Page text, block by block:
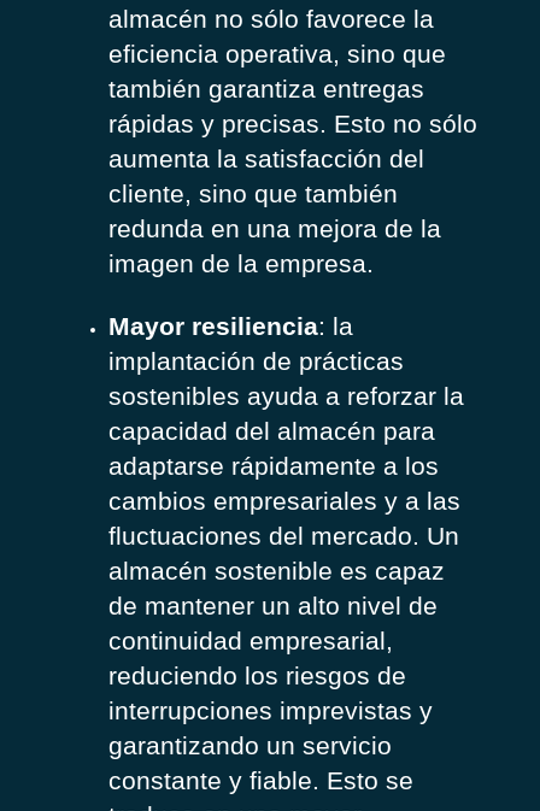
almacén no sólo favorece la
eficiencia operativa, sino que
también garantiza entregas
rápidas y precisas. Esto no sólo
aumenta la satisfacción del
cliente, sino que también
redunda en una mejora de la
imagen de la empresa.
Mayor resiliencia: la
implantación de prácticas
sostenibles ayuda a reforzar la
capacidad del almacén para
adaptarse rápidamente a los
cambios empresariales y a las
fluctuaciones del mercado. Un
almacén sostenible es capaz
de mantener un alto nivel de
continuidad empresarial,
reduciendo los riesgos de
interrupciones imprevistas y
garantizando un servicio
constante y fiable. Esto se